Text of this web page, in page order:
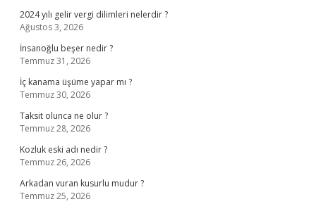
2024 yılı gelir vergi dilimleri nelerdir ?
Ağustos 3, 2026
İnsanoğlu beşer nedir ?
Temmuz 31, 2026
İç kanama üşüme yapar mı ?
Temmuz 30, 2026
Taksit olunca ne olur ?
Temmuz 28, 2026
Kozluk eski adı nedir ?
Temmuz 26, 2026
Arkadan vuran kusurlu mudur ?
Temmuz 25, 2026